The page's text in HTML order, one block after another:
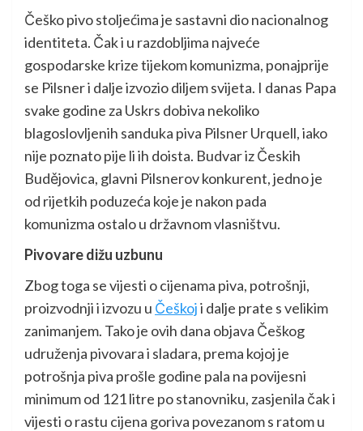
Češko pivo stoljećima je sastavni dio nacionalnog
identiteta. Čak i u razdobljima najveće
gospodarske krize tijekom komunizma, ponajprije
se Pilsner i dalje izvozio diljem svijeta. I danas Papa
svake godine za Uskrs dobiva nekoliko
blagoslovljenih sanduka piva Pilsner Urquell, iako
nije poznato pije li ih doista. Budvar iz Českih
Budějovica, glavni Pilsnerov konkurent, jedno je
od rijetkih poduzeća koje je nakon pada
komunizma ostalo u državnom vlasništvu.
Pivovare dižu uzbunu
Zbog toga se vijesti o cijenama piva, potrošnji,
proizvodnji i izvozu u Češkoji dalje prate s velikim
zanimanjem. Tako je ovih dana objava Češkog
udruženja pivovara i sladara, prema kojoj je
potrošnja piva prošle godine pala na povijesni
minimum od 121 litre po stanovniku, zasjenila čak i
vijesti o rastu cijena goriva povezanom s ratom u